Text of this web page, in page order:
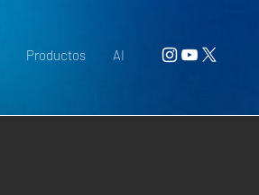
Productos AI